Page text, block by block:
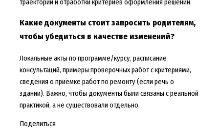
траектории и отработки критериев оформления решений.
Какие документы стоит запросить родителям,
чтобы убедиться в качестве изменений?
Локальные акты по программе/курсу, расписание
консультаций, примеры проверочных работ с критериями,
сведения о приёмке работ по ремонту (если речь о
здании). Важно, чтобы документы были связаны с реальной
практикой, а не существовали отдельно.
Поделиться